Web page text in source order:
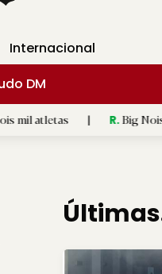
Internacional
DM
| R.Big Noise Band leva